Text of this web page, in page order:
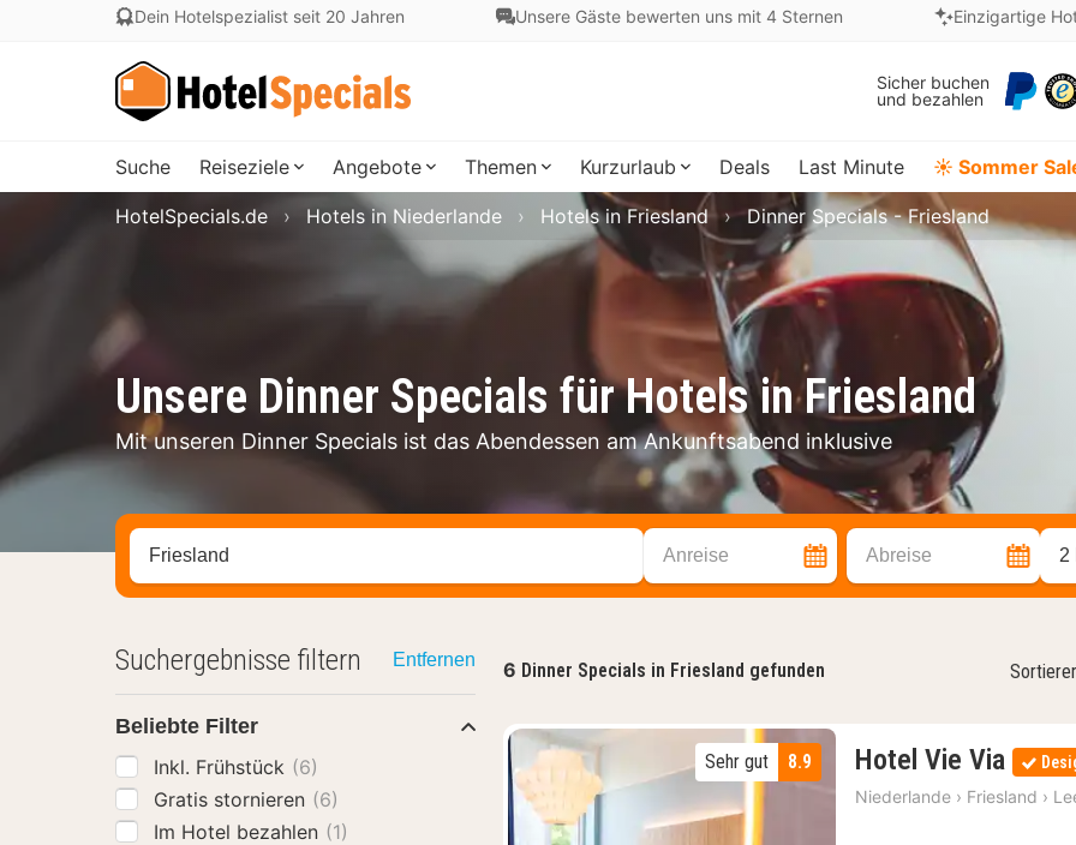
Dein Hotelspezialist seit 20 Jahren Unsere Gäste bewerten uns mit 4 Sternen Einzigartige
Sicher buchen
und bezahlen
Suche Reiseziele Angebote Themen Kurzurlaub Deals Last Minute ☀️ Sommer
Unsere Dinner Specials für Hotels in Friesland
Mit unseren Dinner Specials ist das Abendessen am Ankunftsabend inklusive
HotelSpecials.de Hotels in Niederlande Hotels in Friesland Dinner Specials - Friesland
Stadt, Region oder Hotel suchen Anreise Abreise 2
6 Dinner Specials in Friesland gefunden
8.9
Sehr gut Hotel Vie Via 1
ab
Niederlande › Friesland ›
Suchergebnisse filtern Entfernen
Beliebte Filter
Inkl. Frühstück (6)
Gratis stornieren (6)
Im Hotel bezahlen (1)